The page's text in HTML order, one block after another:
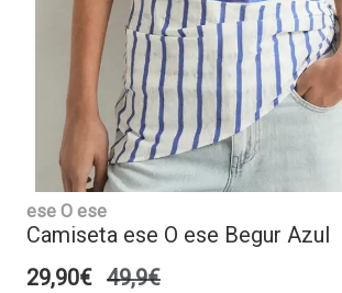
ese O ese
Camiseta ese O ese Begur Azul
29,90€ 49,9€